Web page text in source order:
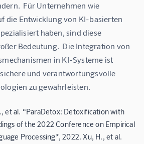
Für Unternehmen wie
die Entwicklung von KI-basierten
haben, sind diese
Bedeutung.  Die Integration von
in KI-Systeme ist
und verantwortungsvolle
zu gewährleisten.
et al. “ParaDetox: Detoxification with
of the 2022 Conference on Empirical
Processing*, 2022. Xu, H., et al.